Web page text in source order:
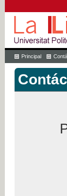
Principal